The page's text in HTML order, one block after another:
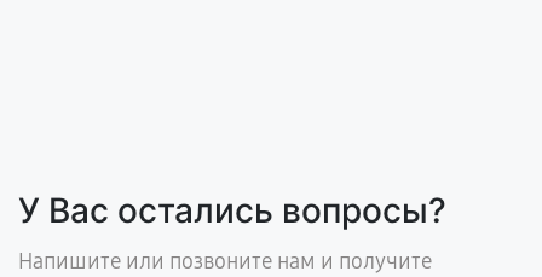
У Вас остались вопросы?
Напишите или позвоните нам и получите